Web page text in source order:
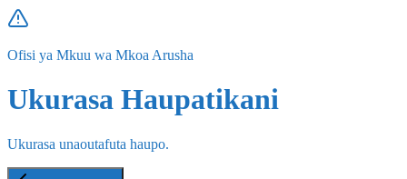
Ofisi ya Mkuu wa Mkoa Arusha
Ukurasa Haupatikani
Ukurasa unaoutafuta haupo.